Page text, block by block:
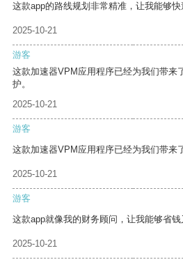
这款app的路线规划非常精准，让我能够快
2025-10-21
游客
这款加速器VPM应用程序已经为我们带来
护。
2025-10-21
游客
这款加速器VPM应用程序已经为我们带来
2025-10-21
游客
这款app就像我的财务顾问，让我能够省钱
2025-10-21